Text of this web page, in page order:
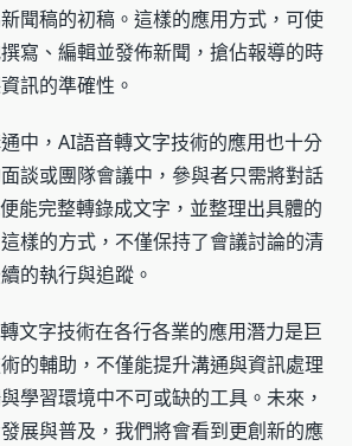
聞稿的初稿。這樣的應用方式，可使
寫、編輯並發佈新聞，搶佔報導的時
訊的準確性。
中，AI語音轉文字技術的應用也十分
談或團隊會議中，參與者只需將對話
能完整轉錄成文字，並整理出具體的
樣的方式，不僅保持了會議討論的清
的執行與追蹤。
文字技術在各行各業的應用潛力是巨
的輔助，不僅能提升溝通與資訊處理
學習環境中不可或缺的工具。未來，
展與普及，我們將會看到更創新的應